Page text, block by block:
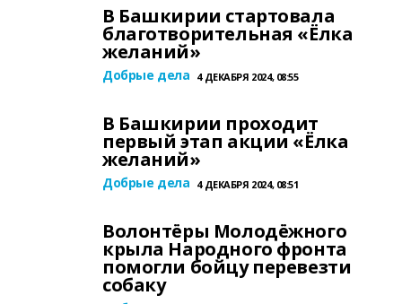
В Башкирии стартовала
благотворительная «Ёлка
желаний»
Добрые дела 4 ДЕКАБРЯ 2024, 08:55
В Башкирии проходит
первый этап акции «Ёлка
желаний»
Добрые дела 4 ДЕКАБРЯ 2024, 08:51
Волонтёры Молодёжного
крыла Народного фронта
помогли бойцу перевезти
собаку